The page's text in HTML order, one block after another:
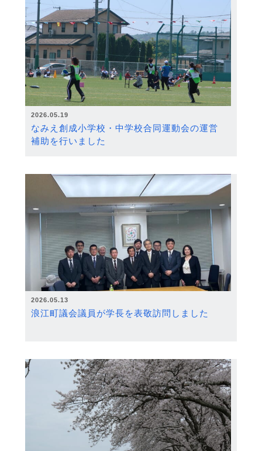
2026.05.19
なみえ創成小学校・中学校合同運動会の運営
補助を行いました
2026.05.13
浪江町議会議員が学長を表敬訪問しました